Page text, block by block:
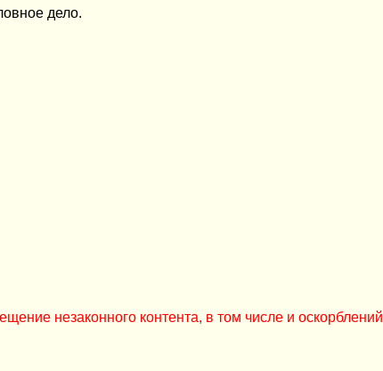
дело.
незаконного контента, в том числе и оскорблений